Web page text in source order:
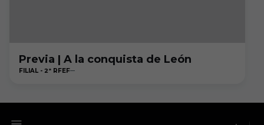
Previa | A la conquista de León
FILIAL - 2ª RFEF